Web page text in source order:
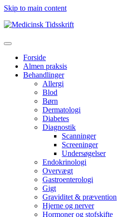
Skip to main content
Forside
Almen praksis
Behandlinger
Allergi
Blod
Børn
Dermatologi
Diabetes
Diagnostik
Scanninger
Screeninger
Undersøgelser
Endokrinologi
Overvægt
Gastroenterologi
Gigt
Graviditet & prævention
Hjerne og nerver
Hormoner og stofskifte